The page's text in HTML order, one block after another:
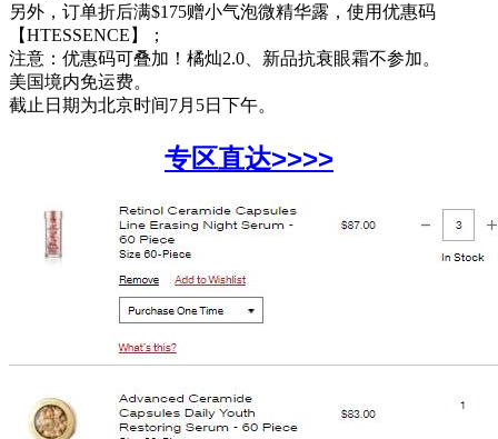
另外，订单折后满$175赠小气泡微精华露，使用优惠码
【HTESSENCE】；
注意：优惠码可叠加！橘灿2.0、新品抗衰眼霜不参加。
美国境内免运费。
截止日期为北京时间7月5日下午。
专区直达>>>>